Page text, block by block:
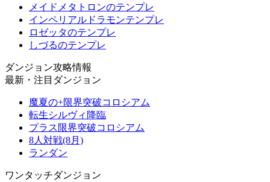
メイドメタトロンのテンプレ
インペリアルドラモンテンプレ
ロゼッタのテンプレ
しづるのテンプレ
ダンジョン攻略情報
最新・注目ダンジョン
魔夏の+限界突破コロシアム
転生シルヴィ降臨
プラス限界突破コロシアム
8人対戦(8月)
ランダン
ワンタッチダンジョン